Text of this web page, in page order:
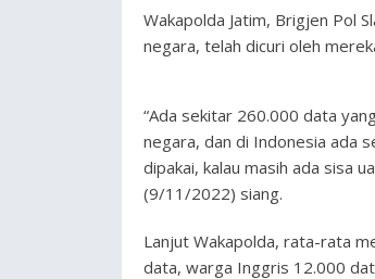
Wakapolda Jatim, Brigjen Pol
negara, telah dicuri oleh
“Ada sekitar 260.000 data
negara, dan di Indonesia ada
dipakai, kalau masih ada sisa
(9/11/2022) siang.
Lanjut Wakapolda, rata-rata
data, warga Inggris 12.000